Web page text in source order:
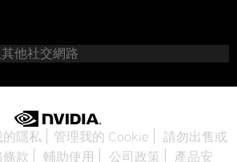
他社交網路
隱私 管理我的 Cookie
請勿出售或
條款 輔助使用 公司政策 產品安